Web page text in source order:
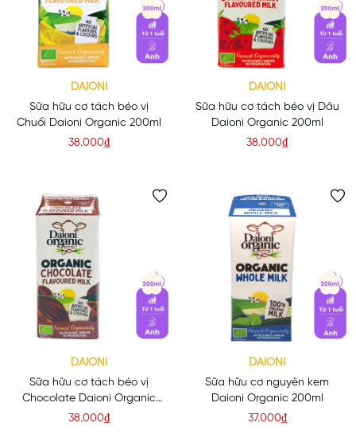
DAIONI
Sữa hữu cơ tách béo vị
Chuối Daioni Organic 200ml
38.000₫
DAIONI
Sữa hữu cơ tách béo vị Dâu
Daioni Organic 200ml
38.000₫
DAIONI
Sữa hữu cơ tách béo vị
Chocolate Daioni Organic
200ml
38.000₫
DAIONI
Sữa hữu cơ nguyên kem
Daioni Organic 200ml
37.000₫